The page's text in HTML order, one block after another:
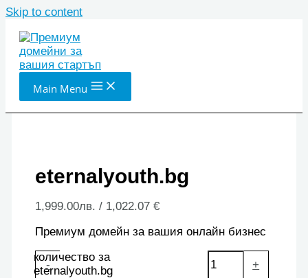
Skip to content
Main Menu
eternalyouth.bg
1,999.00лв. / 1,022.07 €
Премиум домейн за вашия онлайн бизнес
-
количество за
eternalyouth.bg
+